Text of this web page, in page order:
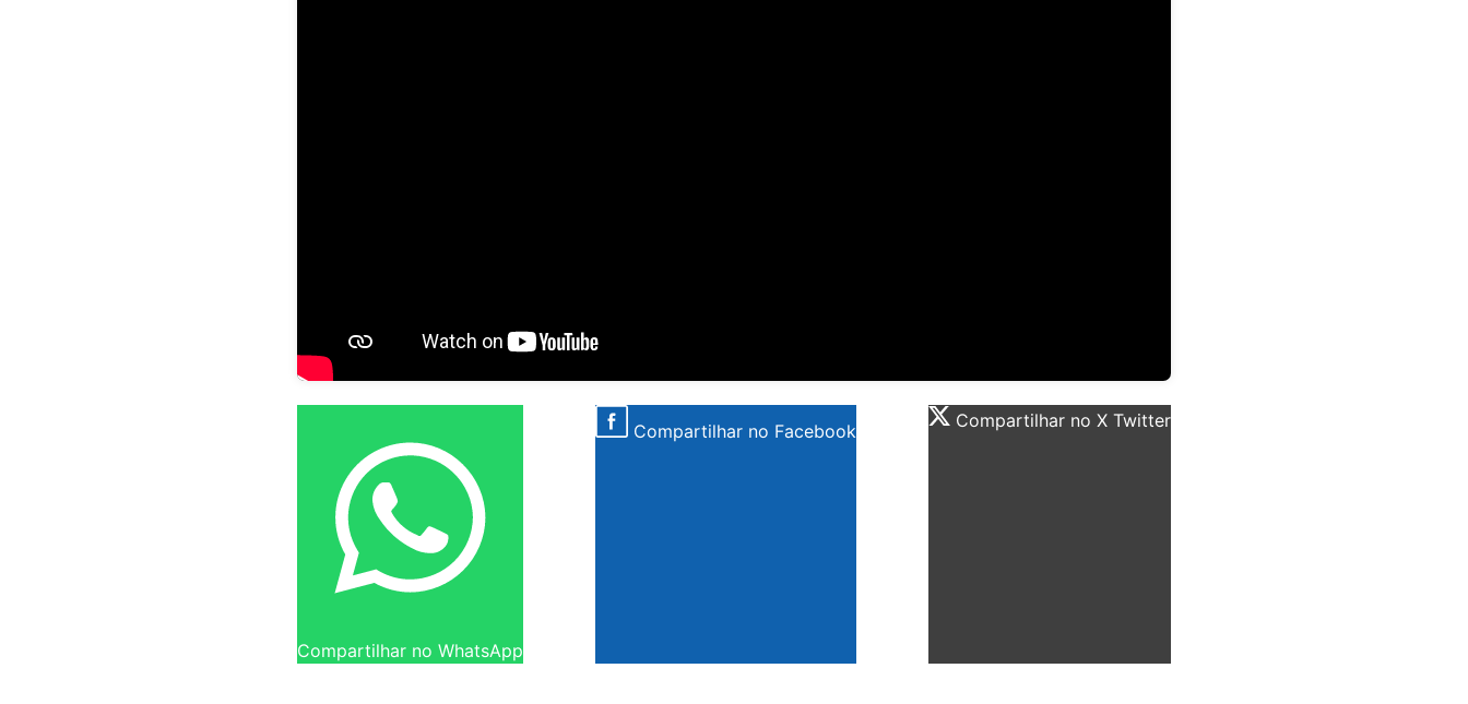
Compartilhar no WhatsApp
Compartilhar no Facebook Compartilhar no X Twitter